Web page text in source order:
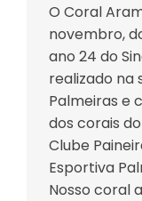
O Coral
novembro,
ano 24 do
realizado na
Palmeiras e
dos corais
Clube
Esportiva
Nosso coral